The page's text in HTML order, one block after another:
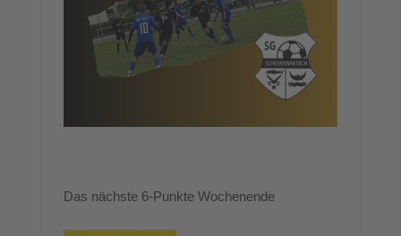
Das nächste 6-Punkte Wochenende